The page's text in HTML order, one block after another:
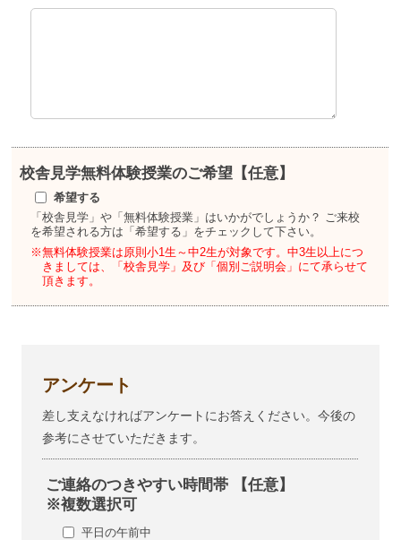
校舎見学無料体験授業のご希望【任意】
希望する
「校舎見学」や「無料体験授業」はいかがでしょうか？ ご来校
を希望される方は「希望する」をチェックして下さい。
※無料体験授業は原則小1生～中2生が対象です。中3生以上につ
きましては、「校舎見学」及び「個別ご説明会」にて承らせて
頂きます。
アンケート
差し支えなければアンケートにお答えください。今後の
参考にさせていただきます。
ご連絡のつきやすい時間帯 【任意】
※複数選択可
平日の午前中